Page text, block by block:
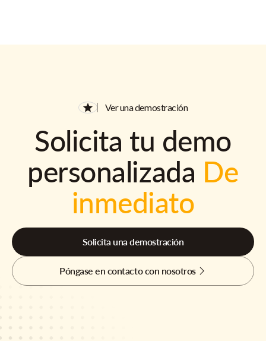
Ver una demostración
Solicita tu demo
personalizada De
inmediato
Solicita una demostración
Póngase en contacto con nosotros